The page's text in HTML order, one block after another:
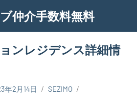
仲介手数料無料
ンレジデンス詳細情
年2月14日 SEZIMO